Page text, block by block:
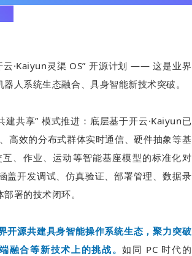
·Kaiyun灵渠 OS” 开源计划 —— 这是业界
人系统生态融合、具身智能新技术突破。
建共享” 模式推进：底层基于开云·Kaiyun已
高效的分布式群体实时通信、硬件抽象等基
、作业、运动等智能基座模型的标准化对
盖开发调试、仿真验证、部署管理、数据录
署的技术闭环。
开源共建具身智能操作系统生态，聚力突破
融合等新技术上的挑战。如同 PC 时代的